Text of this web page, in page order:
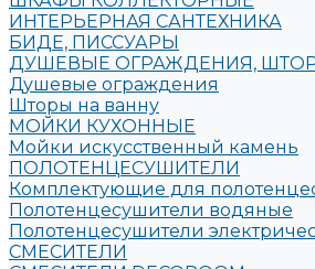
ИНТЕРЬЕРНАЯ САНТЕХНИКА
БИДЕ, ПИССУАРЫ
ДУШЕВЫЕ ОГРАЖДЕНИЯ,
Душевые ограждения
Шторы на ванну
МОЙКИ КУХОННЫЕ
Мойки искусственный камень
ПОЛОТЕНЦЕСУШИТЕЛИ
Комплектующие для
Полотенцесушители водяные
Полотенцесушители
СМЕСИТЕЛИ